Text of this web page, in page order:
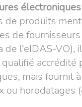
de produits
de
de l'eIDAS-
mais fournit
ou